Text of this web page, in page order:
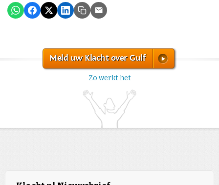
Meld uw Klacht over Gulf
Zo werkt het